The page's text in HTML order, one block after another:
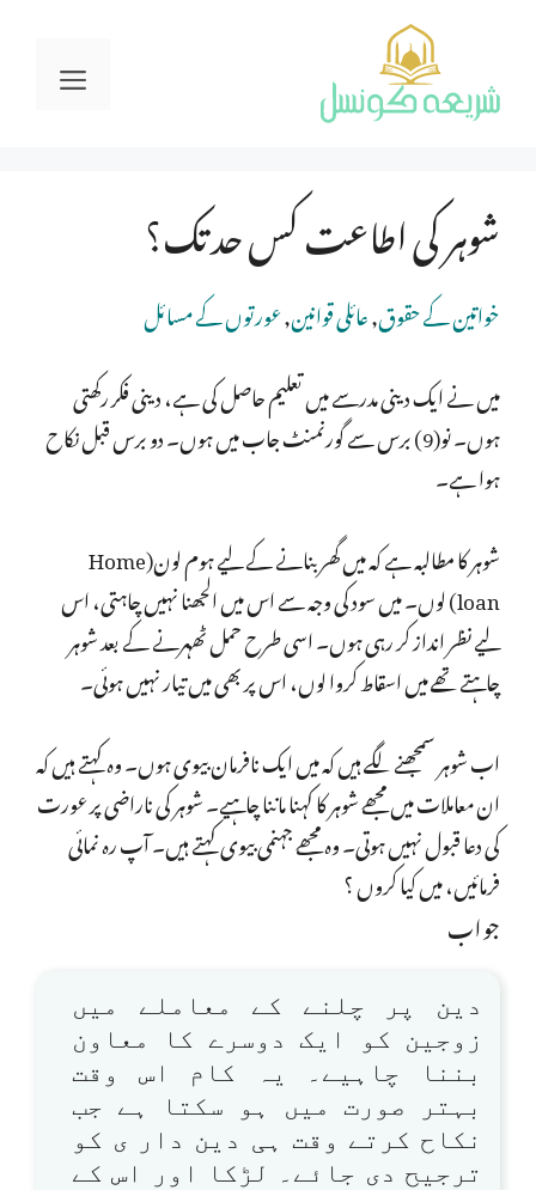
content
شوہر کی اطاعت کس حد تک؟
خواتین کے حقوق,عائلی قوانین,عورتوں کے مسائل
میں نے ایک دینی مدرسے میں تعلیم حاصل کی ہے، دینی فکر رکھتی
ہوں۔ نو(9) برس سے گورنمنٹ جاب میں ہوں۔ دو برس قبل نکاح
ہوا ہے۔
شوہر کا مطالبہ ہے کہ میں گھر بنانے کے لیے ہوم لون(Home
loan) لوں۔ میں سود کی وجہ سے اس میں الجھنا نہیں چاہتی، اس
لیے نظر انداز کر رہی ہوں۔ اسی طرح حمل ٹھہرنے کے بعد شوہر
چاہتے تھے میں اسقاط کروا لوں، اس پر بھی میں تیار نہیں ہوئی۔
اب شوہر سمجھنے لگے ہیں کہ میں ایک نافرمان بیوی ہوں۔ وہ کہتے ہیں کہ
ان معاملات میں مجھے شوہر کا کہنا ماننا چاہیے۔ شوہر کی ناراضی پر عورت
کی دعا قبول نہیں ہوتی۔ وہ مجھے جہنمی بیوی کہتے ہیں۔ آپ رہ نمائی
فرمائیں، میں کیا کروں ؟
جواب
دین پر چلنے کے معاملے میں
زوجین کو ایک دوسرے کا معاون
بننا چاہیے۔ یہ کام اس وقت
بہتر صورت میں ہو سکتا ہے جب
نکاح کرتے وقت ہی دین دار ی کو
ترجیح دی جائے۔ لڑکا اور اس کے